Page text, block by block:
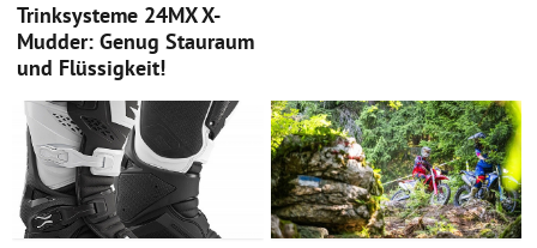
Trinksysteme 24MX X-
Mudder: Genug Stauraum
und Flüssigkeit!